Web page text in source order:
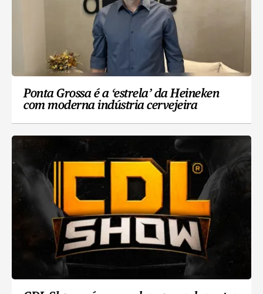
Ponta Grossa é a ‘estrela’ da Heineken
com moderna indústria cervejeira